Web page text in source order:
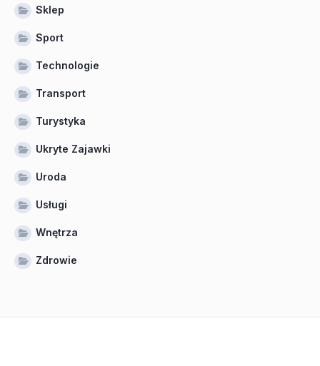
Sklep
Sport
Technologie
Transport
Turystyka
Ukryte Zajawki
Uroda
Usługi
Wnętrza
Zdrowie